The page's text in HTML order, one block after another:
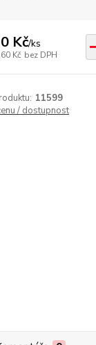
Kč/ks
Kč bez DPH
11599
/ dostupnost